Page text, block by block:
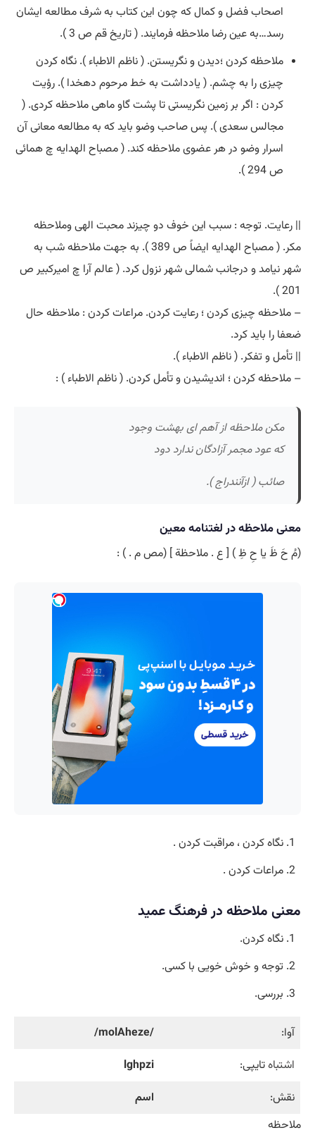
اصحاب فضل و کمال که چون این کتاب به شرف مطالعه ایشان
رسد…به عین رضا ملاحظه فرمایند. ( تاریخ قم ص 3 ).
ملاحظه کردن ؛دیدن و نگریستن. ( ناظم الاطباء ). نگاه کردن
چیزی را به چشم. ( یادداشت به خط مرحوم دهخدا ). رؤیت
کردن : اگر بر زمین نگریستی تا پشت گاو ماهی ملاحظه کردی. (
مجالس سعدی ). پس صاحب وضو باید که به مطالعه معانی آن
اسرار وضو در هر عضوی ملاحظه کند. ( مصباح الهدایه چ همائی
ص 294 ).
|| رعایت. توجه : سبب این خوف دو چیزند محبت الهی وملاحظه
مکر. ( مصباح الهدایه ایضاً ص 389 ). به جهت ملاحظه شب به
شهر نیامد و درجانب شمالی شهر نزول کرد. ( عالم آرا چ امیرکبیر ص
201 ).
– ملاحظه چیزی کردن ؛ رعایت کردن. مراعات کردن : ملاحظه حال
ضعفا را باید کرد.
|| تأمل و تفکر. ( ناظم الاطباء ).
– ملاحظه کردن ؛ اندیشیدن و تأمل کردن. ( ناظم الاطباء ) :
مکن ملاحظه از آهم ای بهشت وجود
که عود مجمر آزادگان ندارد دود
صائب ( ازآنندراج ).
معنی ملاحظه در لغتنامه معین
(مُ حَ ظَ یا حِ ظِ ) [ ع . ملاحظة ] (مص م . ) :
نگاه کردن ، مراقبت کردن .
مراعات کردن .
معنی ملاحظه در فرهنگ عمید
نگاه کردن.
توجه و خوش خویی با کسی.
بررسی.
آوا:
/molAheze/
اشتباهتایپی:
lghpzi
نقش:
اسم
ملاحظه